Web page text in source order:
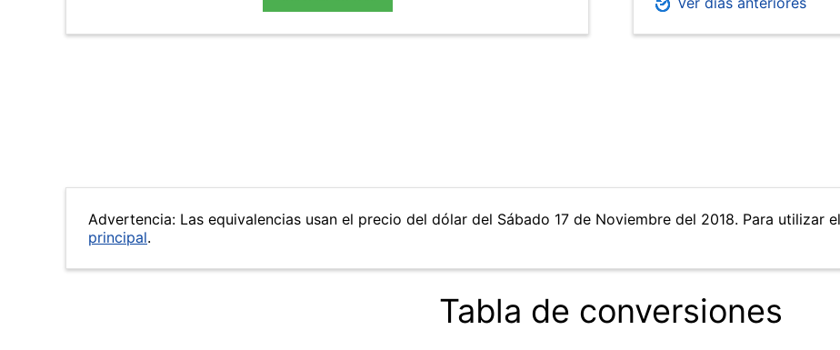
Advertencia: Las equivalencias usan el precio del dólar del Sábado 17 de Noviembre del 2018. Para utilizar
principal.
Tabla de conversiones